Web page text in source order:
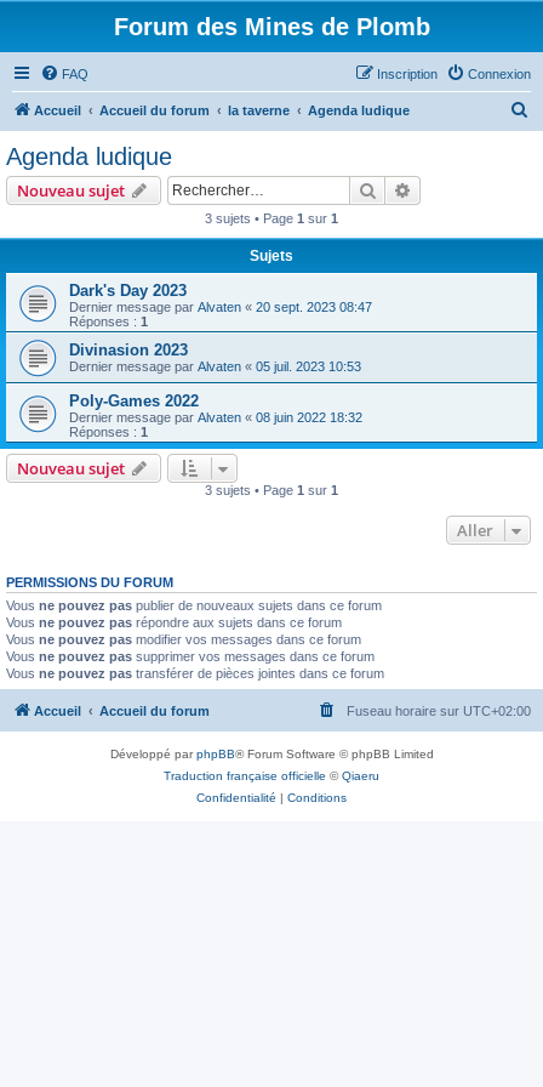
Forum des Mines de Plomb
FAQ Connexion
Inscription
Accueil Accueil du forum la taverne Agenda ludique
Agenda ludique
Nouveau sujet Rechercher
3 sujets • Page 1 sur 1
Sujets
Dark's Day 2023
Dernier message par Alvaten « 20 sept. 2023 08:47
Réponses : 1
Divinasion 2023
Dernier message par Alvaten « 05 juil. 2023 10:53
Poly-Games 2022
Dernier message par Alvaten « 08 juin 2022 18:32
Réponses : 1
Nouveau sujet
3 sujets • Page 1 sur 1
Aller
PERMISSIONS DU FORUM
Vous ne pouvez pas publier de nouveaux sujets dans ce forum
Vous ne pouvez pas répondre aux sujets dans ce forum
Vous ne pouvez pas modifier vos messages dans ce forum
Vous ne pouvez pas supprimer vos messages dans ce forum
Vous ne pouvez pas transférer de pièces jointes dans ce forum
Accueil Accueil du forum Fuseau horaire sur UTC+02:00
Développé parphpBB® Forum Software © phpBB Limited
Traduction française officielle ©Qiaeru
Confidentialité | Conditions